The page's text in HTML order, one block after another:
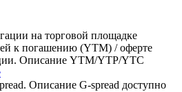
на торговой площадке
к погашению (YTM) / оферте
Описание YTM/YTP/YTC
Описание G-spread доступно